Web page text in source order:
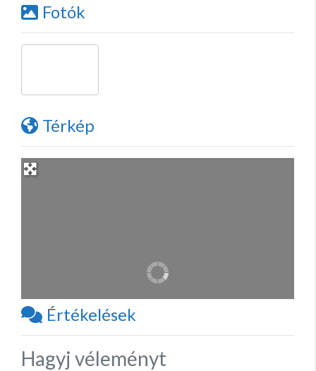
Fotók
Térkép
Értékelések
Hagyj véleményt